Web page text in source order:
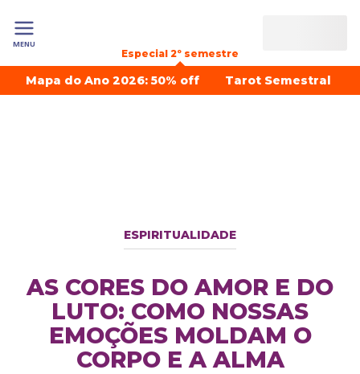
MENU
Especial 2º semestre
Mapa do Ano 2026: 50% off Tarot Semestral
ESPIRITUALIDADE
AS CORES DO AMOR E DO
LUTO: COMO NOSSAS
EMOÇÕES MOLDAM O
CORPO E A ALMA